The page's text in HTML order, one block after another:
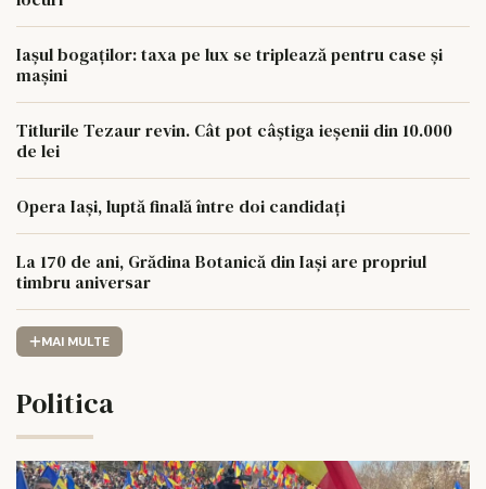
Iașul bogaților: taxa pe lux se triplează pentru case și
mașini
Titlurile Tezaur revin. Cât pot câștiga ieșenii din 10.000
de lei
Opera Iași, luptă finală între doi candidați
La 170 de ani, Grădina Botanică din Iași are propriul
timbru aniversar
MAI MULTE
Politica